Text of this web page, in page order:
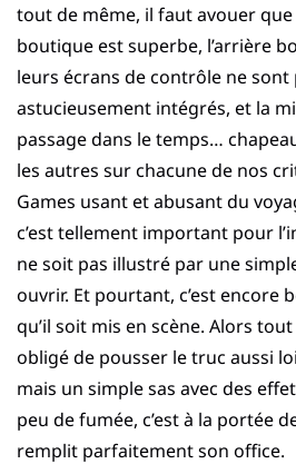
tout de même, il faut avouer que
boutique est superbe, l’arrière
leurs écrans de contrôle ne sont
astucieusement intégrés, et la
passage dans le temps…
les autres sur chacune de nos
Games usant et abusant du
c’est tellement important pour
ne soit pas illustré par une
ouvrir. Et pourtant, c’est encore
qu’il soit mis en scène. Alors
obligé de pousser le truc aussi
mais un simple sas avec des
peu de fumée, c’est à la portée
remplit parfaitement son office.